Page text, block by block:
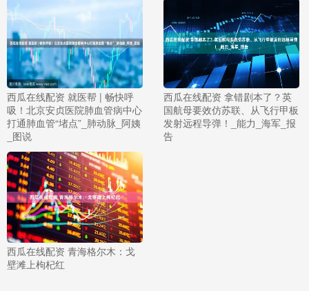
西瓜在线配资 就医帮 | 畅快呼
吸！北京安贞医院肺血管病中心
打通肺血管“堵点”_肺动脉_阿姨
_图说
西瓜在线配资 拿错剧本了？英
国航母要效仿苏联、从飞行甲板
发射远程导弹！_能力_海军_报
告
西瓜在线配资 青海格尔木：戈
壁滩上枸杞红